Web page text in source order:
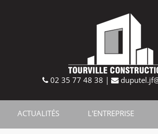
02 35 77 48 38 |
ACTUALITÉS L'ENTREPRISE